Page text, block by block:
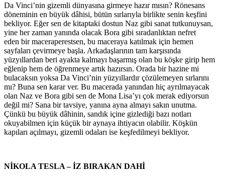
Da Vinci’nin gizemli dünyasına girmeye hazır mısın? Rönesans
döneminin en büyük dâhisi, bütün sırlarıyla birlikte senin keşfini
bekliyor. Eğer sen de kitaptaki dostun Naz gibi sanat tutkunuysan,
yine her zaman yanında olacak Bora gibi sıradanlıktan nefret
eden bir maceraperestsen, bu maceraya katılmak için hemen
sayfaları çevirmeye başla. Arkadaşlarının tam karşısında
yüzyıllardan beri ayakta kalmayı başarmış olan bu köşke girip hem
eğlenip hem de öğrenmeye artık hazırsın. Orada bir hazine mi
bulacaksın yoksa Da Vinci’nin yüzyıllardır çözülemeyen sırlarını
mı? Buna sen karar ver. Bu macerada yanından hiç ayrılmayacak
olan Naz ve Bora gibi sen de Mona Lisa’yı çok merak ediyorsun
değil mi? Sana bir tavsiye, yanına ayna almayı sakın unutma.
Çünkü bu büyük dâhinin, sandık içine gizlediği bazı notları
okuyabilmen için küçük bir aynaya ihtiyacın olabilir. Köşkün
kapıları açılmayı, gizemli odaları ise keşfedilmeyi bekliyor.
NİKOLA TESLA – İZ BIRAKAN DAHİ